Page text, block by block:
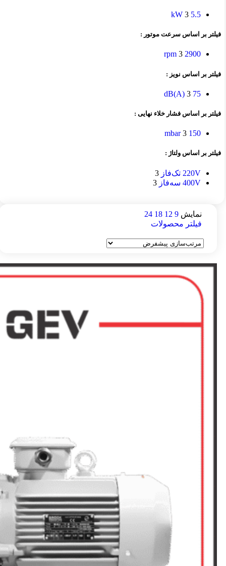
5.5 kW
3
فیلتر بر اساس سرعت موتور :
2900 rpm
3
فیلتر بر اساس نویز :
75 dB(A)
3
فیلتر بر اساس فشار خلاء نهایی :
150 mbar
3
فیلتر بر اساس ولتاژ :
220V تک‌فاز
3
400V سه‌فاز
3
نمایش 9
12
18
24
فیلتر محصولات